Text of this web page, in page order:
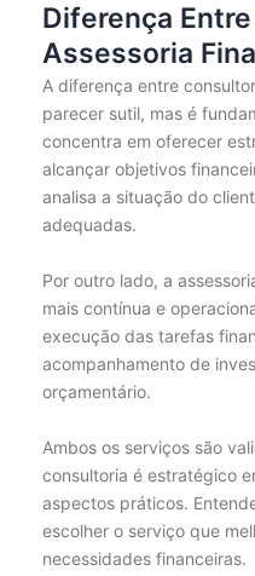
Diferença
Assessoria
A diferença entre
parecer sutil, mas é
concentra em oferecer
alcançar objetivos
analisa a situação do
adequadas.
Por outro lado, a
mais contínua e
execução das tarefas
acompanhamento de
orçamentário.
Ambos os serviços são
consultoria é estratégico
aspectos práticos.
escolher o serviço que
necessidades financeiras.